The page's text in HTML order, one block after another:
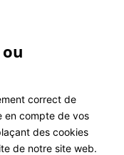
correct de
en compte de vos
des cookies
de notre site web.